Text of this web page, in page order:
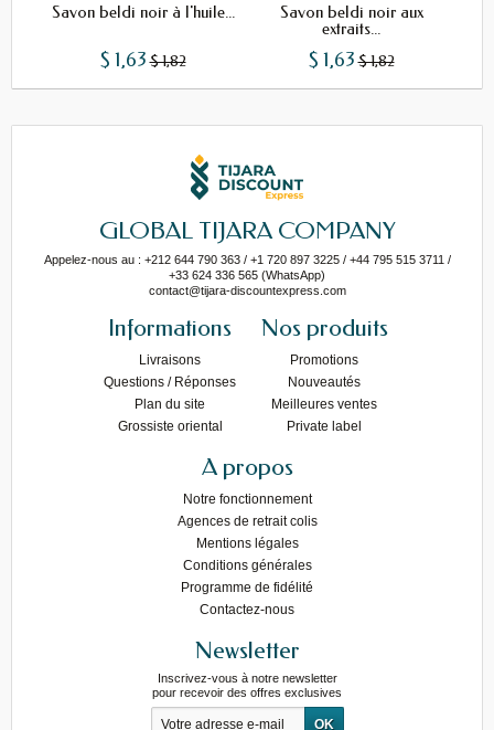
Savon beldi noir à l'huile...
$ 1,63 $ 1,82
Savon beldi noir aux
extraits...
$ 1,63 $ 1,82
GLOBAL TIJARA COMPANY
Appelez-nous au : +212 644 790 363 / +1 720 897 3225 / +44 795 515 3711 /
+33 624 336 565 (WhatsApp)
contact@tijara-discountexpress.com
Informations
Livraisons
Questions / Réponses
Plan du site
Grossiste oriental
Nos produits
Promotions
Nouveautés
Meilleures ventes
Private label
A propos
Notre fonctionnement
Agences de retrait colis
Mentions légales
Conditions générales
Programme de fidélité
Contactez-nous
Newsletter
Inscrivez-vous à notre newsletter
pour recevoir des offres exclusives